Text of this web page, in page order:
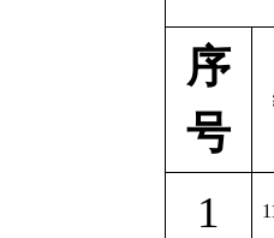
序
号
1